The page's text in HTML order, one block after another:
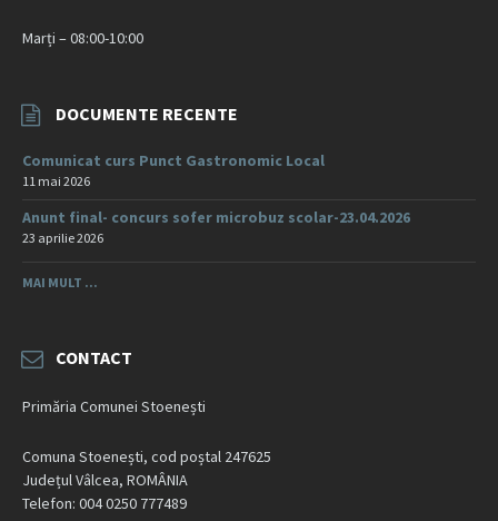
Marți – 08:00-10:00
DOCUMENTE RECENTE
Comunicat curs Punct Gastronomic Local
11 mai 2026
Anunt final- concurs sofer microbuz scolar-23.04.2026
23 aprilie 2026
MAI MULT ...
CONTACT
Primăria Comunei Stoenești
Comuna Stoenești, cod poștal 247625
Județul Vâlcea, ROMÂNIA
Telefon: 004 0250 777489